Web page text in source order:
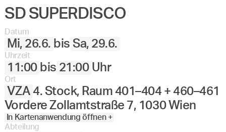
SD SUPERDISCO
Datum
Mi, 26.6. bis Sa, 29.6.
Uhrzeit
11:00 bis 21:00 Uhr
Ort
VZA 4. Stock, Raum 401–404 + 460–461
Vordere Zollamtstraße 7, 1030 Wien
In Kartenanwendung öffnen +
Abteilung